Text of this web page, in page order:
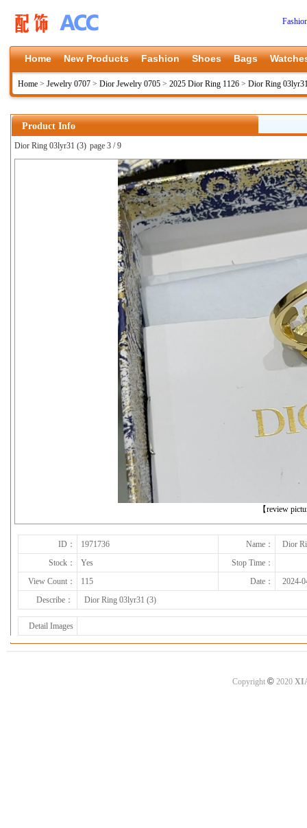
Home New Products Fashion Shoes Bags
Home > Jewelry 0707 > Dior Jewelry 0705 > 2025 Dior Ring 1126 > Dior Ring
Product Info
Dior Ring 03lyr31 (3) page 3 / 9
【review
上一张
下一张
ID： 1971736 Name：
Dior
Stock：
Yes
Stop Time：
View Count：
115 Date：
2024-
Describe：
Dior Ring 03lyr31 (3)
Detail Images
Copyright ©2020